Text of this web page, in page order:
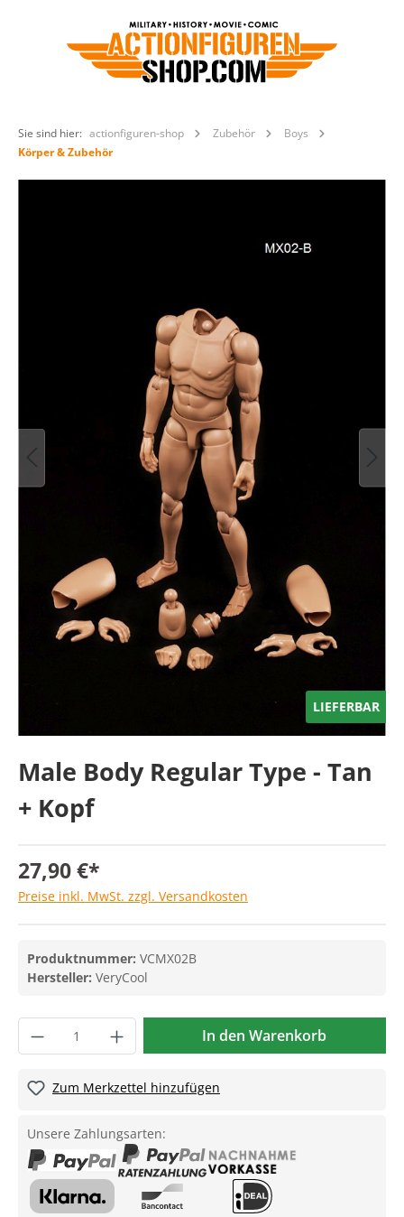
Sie sind hier: actionfiguren-shop Zubehör
Boys
Körper & Zubehör
LIEFERBAR
Male Body Regular Type - Tan
+ Kopf
27,90 €*
Preise inkl. MwSt. zzgl. Versandkosten
Produktnummer: VCMX02B
Hersteller: VeryCool
In den Warenkorb
Zum Merkzettel hinzufügen
Unsere Zahlungsarten: